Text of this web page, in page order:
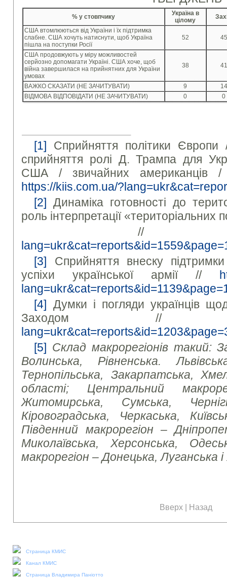
% у стовпчику
Україна в
цілому
США втомлюються від України і їх підтримка
слабне. США хочуть натиснути, щоб Україна
пішла на поступки Росії
52 45
США продовжують у міру можливостей
серйозно допомагати Україні. США хоче, щоб
війна завершилася на прийнятних для України
умовах
38 41
ВАЖКО СКАЗАТИ (НЕ ЗАЧИТУВАТИ) 9
14
ВІДМОВА ВІДПОВІДАТИ (НЕ ЗАЧИТУВАТИ)
0 0
[1] Сприйняття політики
сприйняття ролі Д. Трампа для
США / звичайних американців
https://kiis.com.ua/
[2] Динаміка готовності до
роль інтерпретації «територіальних
[3] Сприйняття внеску
успіхи української армії //
[4] Думки і погляди українців
Заходом
[5] Склад макрорегіонів такий:
Волинська, Рівненська.
Тернопільська, Закарпатська,
області; Центральний
Житомирська, Сумська,
Кіровоградська, Черкаська,
Південний макрорегіон –
Миколаївська, Херсонська,
макрорегіон – Донецька, Луганська
Вверх | Назад
Страница КМИС
Канал КМИС
Страница Владимира Паніотто